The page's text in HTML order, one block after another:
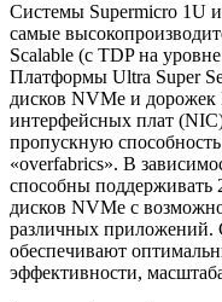
Системы Supermicro 1U
самые
Scalable (с TDP на
Платформы Ultra Super
дисков NVMe и дорожек
интерфейсных плат
пропускную
«overfabrics». В
способны поддерживать
дисков NVMe с
различных приложений.
обеспечивают
эффективности,